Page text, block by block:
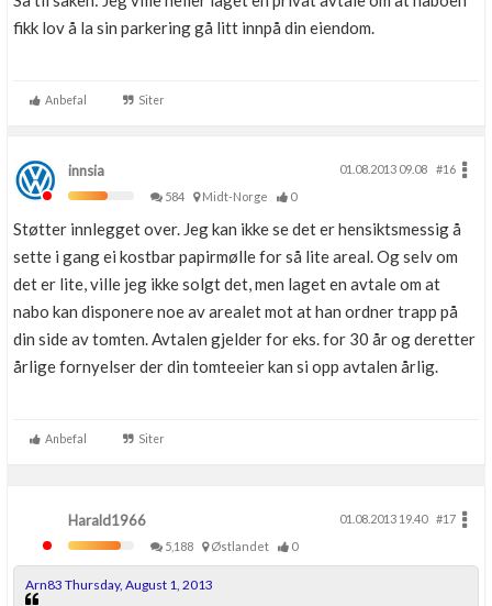
fikk lov å la sin parkering gå litt innpå din eiendom.
Anbefal Siter
innsia 01.08.2013 09.08
#16
584
Midt-Norge 0
Støtter innlegget over. Jeg kan ikke se det er hensiktsmessig å
sette i gang ei kostbar papirmølle for så lite areal. Og selv om
det er lite, ville jeg ikke solgt det, men laget en avtale om at
nabo kan disponere noe av arealet mot at han ordner trapp på
din side av tomten. Avtalen gjelder for eks. for 30 år og deretter
årlige fornyelser der din tomteeier kan si opp avtalen årlig.
Anbefal Siter
Harald1966 01.08.2013 19.40
#17
5,188
Østlandet 0
Arn83 Thursday, August 1, 2013